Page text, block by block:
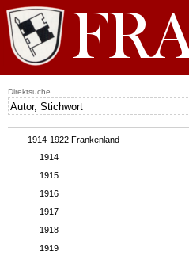
1914-1922 Frankenland
1914
1915
1916
1917
1918
1919
Direktsuche